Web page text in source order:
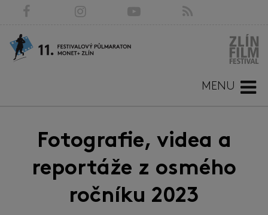
MENU
Fotografie, videa a
reportáže z osmého
ročníku 2023